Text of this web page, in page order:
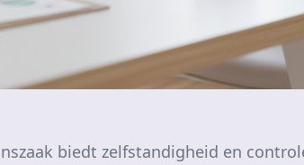
biedt zelfstandigheid en